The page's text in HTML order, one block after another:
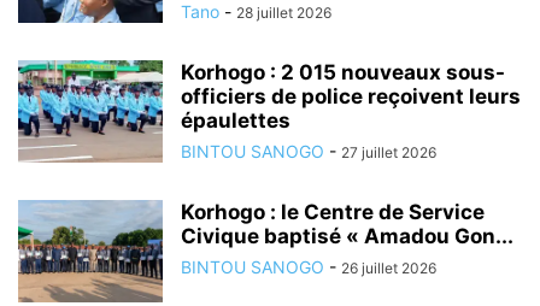
Tano - 28 juillet 2026
Korhogo : 2 015 nouveaux sous-
officiers de police reçoivent leurs
épaulettes
BINTOU SANOGO - 27 juillet 2026
Korhogo : le Centre de Service
Civique baptisé « Amadou Gon...
BINTOU SANOGO - 26 juillet 2026